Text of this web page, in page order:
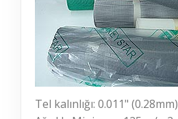
Tel kalınlığı: 0.011" (0.28mm)